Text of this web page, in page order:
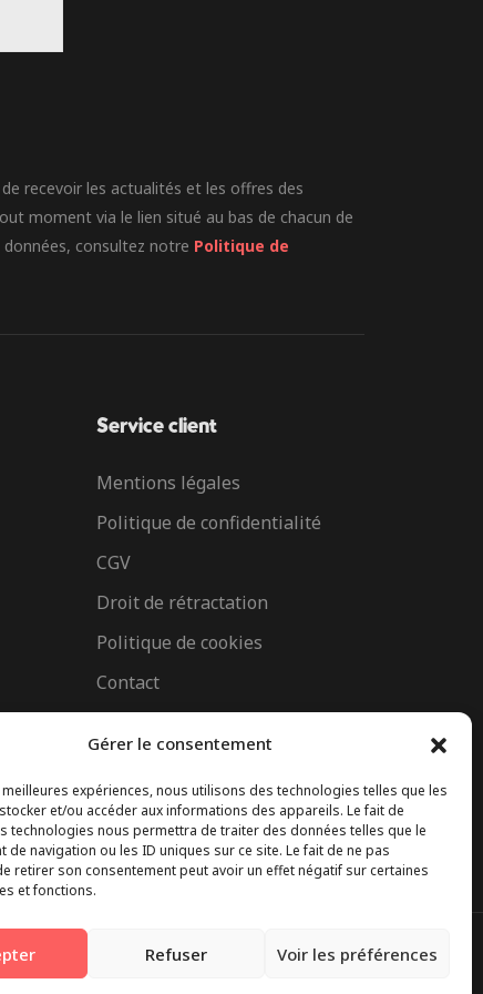
Gérer le consentement
expériences, nous utilisons des technologies telles que les
et/ou accéder aux informations des appareils. Le fait de
technologies nous permettra de traiter des données telles que le
de navigation ou les ID uniques sur ce site. Le fait de ne pas
retirer son consentement peut avoir un effet négatif sur certaines
et fonctions.
Refuser Voir les préférences
recevoir les actualités et les offres des
moment via le lien situé au bas de chacun de
consultez notre Politique de
Service client
Mentions légales
Politique de confidentialité
CGV
Droit de rétractation
Politique de cookies
Contact